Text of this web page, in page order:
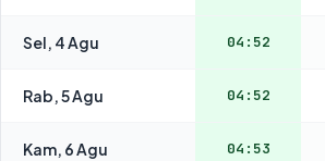
Sel, 4 Agu 04:52
Rab, 5 Agu 04:52
Kam, 6 Agu 04:53